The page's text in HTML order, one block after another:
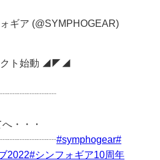
ギア (@SYMPHOGEAR)
ト始動 ◢◤◢
・・
#symphogear#
2022#シンフォギア10周年